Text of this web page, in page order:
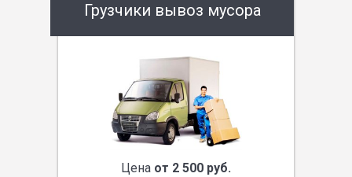
Грузчики вывоз мусора
Цена от 2 500 руб.